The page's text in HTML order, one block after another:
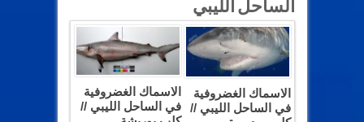
الساحل الليبي
الاسماك الغضروفية
في الساحل الليبي //
الاسماك الغضروفية
في الساحل الليبي //